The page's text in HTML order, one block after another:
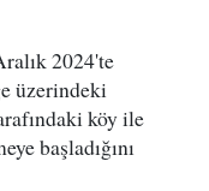
2024'te
üzerindeki
köy ile
başladığını